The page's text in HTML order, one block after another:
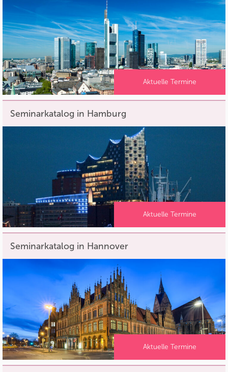
Aktuelle Termine
Seminarkatalog in Hamburg
Aktuelle Termine
Seminarkatalog in Hannover
Aktuelle Termine